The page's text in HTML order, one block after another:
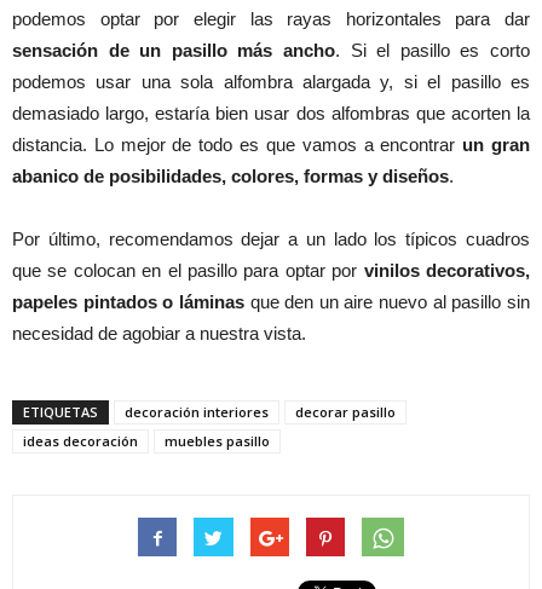
podemos optar por elegir las rayas horizontales para dar
sensación de un pasillo más ancho. Si el pasillo es corto
podemos usar una sola alfombra alargada y, si el pasillo es
demasiado largo, estaría bien usar dos alfombras que acorten la
distancia. Lo mejor de todo es que vamos a encontrar un gran
abanico de posibilidades, colores, formas y diseños.
Por último, recomendamos dejar a un lado los típicos cuadros
que se colocan en el pasillo para optar por vinilos decorativos,
papeles pintados o láminasque den un aire nuevo al pasillo sin
necesidad de agobiar a nuestra vista.
ETIQUETAS decoración interiores
decorar pasillo
ideas decoración
muebles pasillo